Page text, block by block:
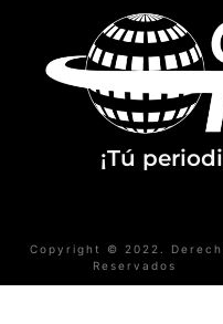
¡Tú
Copyright © 2022.
Reservados